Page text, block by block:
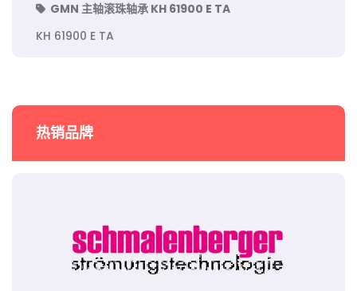
GMN 主轴滚珠轴承 KH 61900 E TA
KH 61900 E TA
热销品牌